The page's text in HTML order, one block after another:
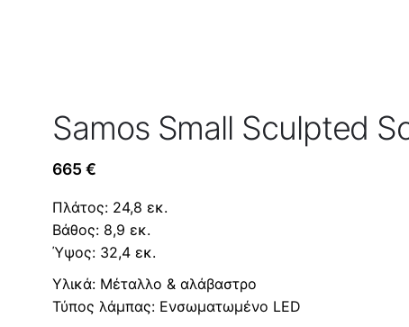
Samos Small Sculpted
665 €
Πλάτος: 24,8 εκ.
Βάθος: 8,9 εκ.
Ύψος: 32,4 εκ.
Υλικά: Μέταλλο & αλάβαστρο
Τύπος λάμπας: Ενσωματωμένο LED